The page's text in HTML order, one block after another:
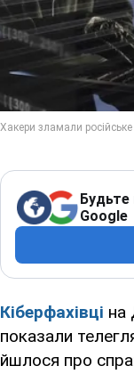
Будьте
Google
Кіберфахівці на
показали
йшлося про